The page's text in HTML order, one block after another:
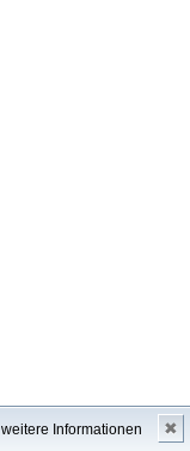
weitere Informationen ✖